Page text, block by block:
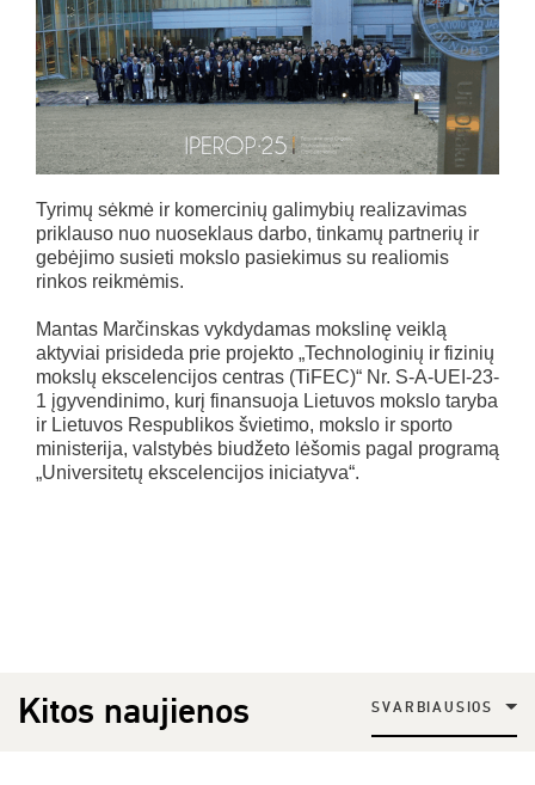
Tyrimų sėkmė ir komercinių galimybių realizavimas
priklauso nuo nuoseklaus darbo, tinkamų partnerių ir
gebėjimo susieti mokslo pasiekimus su realiomis
rinkos reikmėmis.
Mantas Marčinskas vykdydamas mokslinę veiklą
aktyviai prisideda prie projekto „Technologinių ir fizinių
mokslų ekscelencijos centras (TiFEC)“ Nr. S-A-UEI-23-
1 įgyvendinimo, kurį finansuoja Lietuvos mokslo taryba
ir Lietuvos Respublikos švietimo, mokslo ir sporto
ministerija, valstybės biudžeto lėšomis pagal programą
„Universitetų ekscelencijos iniciatyva“.
Kitos naujienos SVARBIAUSIOS